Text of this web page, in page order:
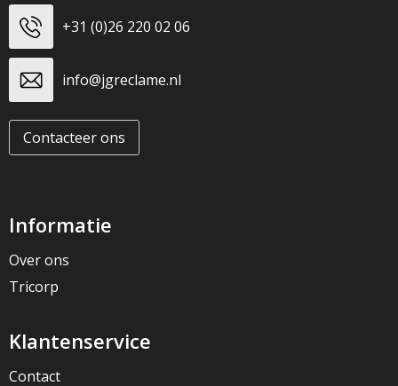
+31 (0)26 220 02 06
info@jgreclame.nl
Contacteer ons
Informatie
Over ons
Tricorp
Klantenservice
Contact